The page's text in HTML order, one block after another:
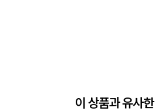
이 상품과 유사한